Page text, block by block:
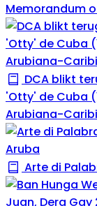
Memorandum
DCA blikt
'Otty' de Cuba
Arubiana-
Arte di